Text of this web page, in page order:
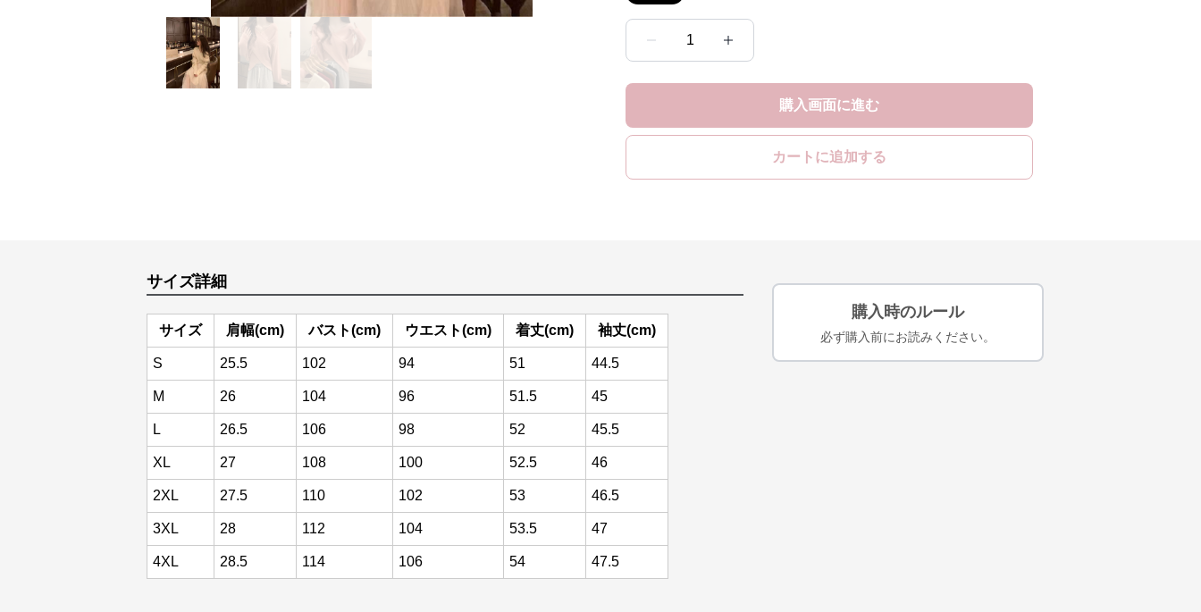
1
購入画面に進む
カートに追加する
サイズ詳細
サイズ 肩幅(cm) バスト(cm) ウエスト(cm) 着丈(cm) 袖丈(cm)
S 25.5 102 94 51 44.5
M 26 104 96 51.5 45
L 26.5 106 98 52 45.5
XL 27 108 100 52.5 46
2XL 27.5 110 102 53 46.5
3XL 28 112 104 53.5 47
4XL 28.5 114 106 54 47.5
購入時のルール
必ず購入前にお読みください。